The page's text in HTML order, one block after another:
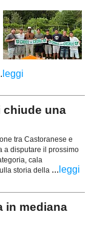
leggi
chiude una
tra Castoranese e
a disputare il prossimo
cala
storia della ... leggi
in mediana